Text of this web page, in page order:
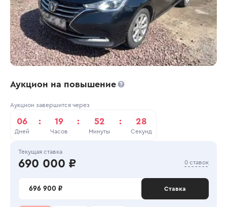
Аукцион на повышение
Аукцион завершится через
06
Дней
: 19
Часов
: 52
Минуты
: 28
Секунд
Текущая ставка
690 000 ₽ 0 ставок
696 900 ₽ Ставка